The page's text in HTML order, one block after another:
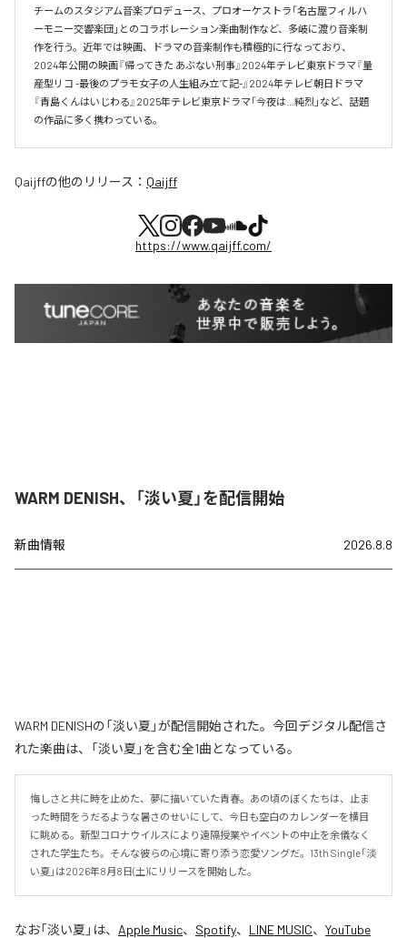
チームのスタジアム音楽プロデュース、プロオーケストラ「名古屋フィルハ
ーモニー交響楽団」とのコラボレーション楽曲制作など、多岐に渡り音楽制
作を行う。近年では映画、ドラマの音楽制作も積極的に行なっており、
2024年公開の映画『帰ってきた あぶない刑事』2024年テレビ東京ドラマ『量
産型リコ -最後のプラモ女子の人生組み立て記-』2024年テレビ朝日ドラマ
『青島くんはいじわる』2025年テレビ東京ドラマ「今夜は…純烈」など、話題
の作品に多く携わっている。
Qaijffの他のリリース： Qaijff
https://www.qaijff.com/
WARM DENISH、「淡い夏」を配信開始
新曲情報 2026.8.8
WARM DENISHの「淡い夏」が配信開始された。今回デジタル配信さ
れた楽曲は、「淡い夏」を含む全1曲となっている。
悔しさと共に時を止めた、夢に描いていた青春。あの頃のぼくたちは、止ま
った時間をうだるような暑さのせいにして、今日も空白のカレンダーを横目
に眺める。新型コロナウイルスにより遠隔授業やイベントの中止を余儀なく
された学生たち。そんな彼らの心境に寄り添う恋愛ソングだ。13th Single「淡
い夏」は2026年8月8日(土)にリリースを開始した。
なお「淡い夏 」は、 Apple Music、 Spotify、 LINE MUSIC、 YouTube